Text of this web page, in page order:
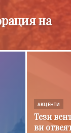
на
АКЦЕНТИ
Тези
ви